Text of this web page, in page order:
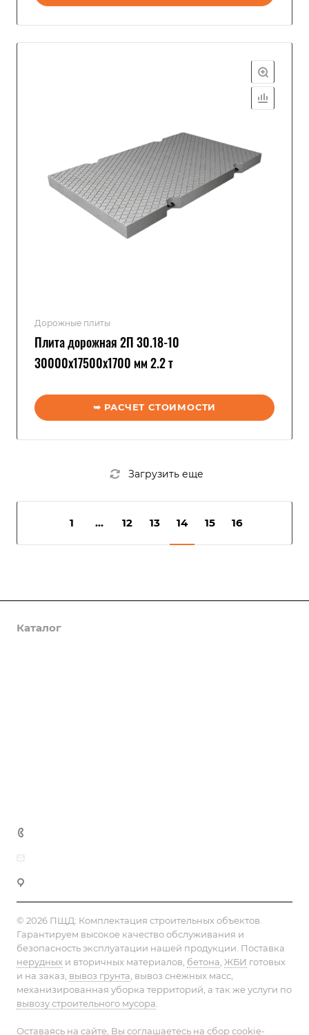
Дорожные плиты
Плита дорожная 2П 30.18-10
30000x17500x1700 мм 2.2 т
➥ РАСЧЕТ СТОИМОСТИ
Загрузить еще
1 ... 12 13 14 15 16
Каталог
© 2026 ПЩД: Комплектация строительных объектов
Гарантируем высокое качество обслуживания и
безопасность эксплуатации нашей продукции. Поставка
нерудных и вторичных материалов, бетона ЖБИ готовых
и на заказ, вывоз грунта , вывоз снежных масс,
механизированная уборка территорий, а так же услуги по
вывозу строительного мусора
Оставаясь на сайте, Вы соглашаетесь на сбор cookie-